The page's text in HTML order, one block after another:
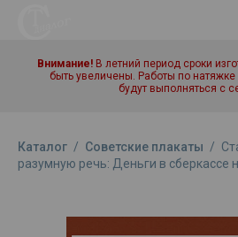
Внимание! В летний период сроки
быть увеличены. Работы по
будут выполняться с
Каталог / Советские плакаты /
разумную речь: Деньги в сберкассе